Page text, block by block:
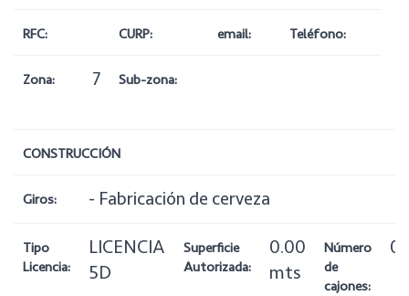
RFC: CURP: email: Teléfono:
Zona: 7 Sub-zona:
CONSTRUCCIÓN
Giros: - Fabricación de cerveza
Tipo
Licencia:
LICENCIA
5D
Superficie
Autorizada:
0.00
mts
Número
de
cajones:
0